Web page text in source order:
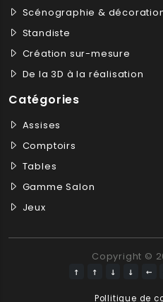
Scénographie &
Standiste
Création sur-mesure
De la 3D à la réalisation
Catégories
Assises
Comptoirs
Tables
Gamme Salon
Jeux
Copyright ©
↑ ↑ ↓ ↓ ←
Pollitique de